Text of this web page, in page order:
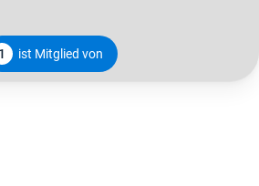
1 ist Mitglied von